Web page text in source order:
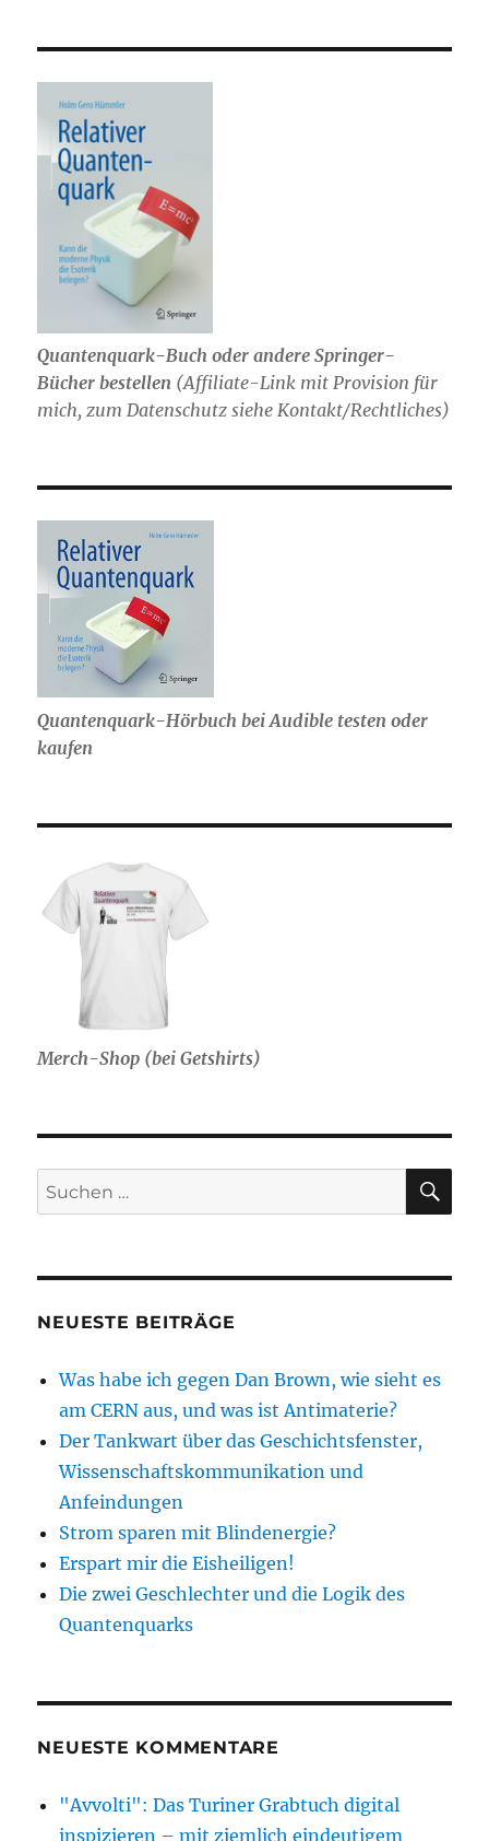
Quantenquark-Buch oder andere Springer-
Bücher bestellen (Affiliate-Link mit Provision für
mich, zum Datenschutz siehe Kontakt/Rechtliches)
Quantenquark-Hörbuch bei Audible testen oder
kaufen
Merch-Shop (bei Getshirts)
Suche
nach:
NEUESTE BEITRÄGE
Was habe ich gegen Dan Brown, wie sieht es
am CERN aus, und was ist Antimaterie?
Der Tankwart über das Geschichtsfenster,
Wissenschaftskommunikation und
Anfeindungen
Strom sparen mit Blindenergie?
Erspart mir die Eisheiligen!
Die zwei Geschlechter und die Logik des
Quantenquarks
NEUESTE KOMMENTARE
"Avvolti": Das Turiner Grabtuch digital
inspizieren – mit ziemlich eindeutigem